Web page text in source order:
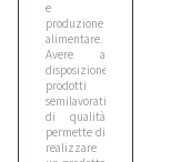
e
produzione
alimentare.
Avere a
disposizione
prodotti
semilavorati
di qualità
permette di
realizzare